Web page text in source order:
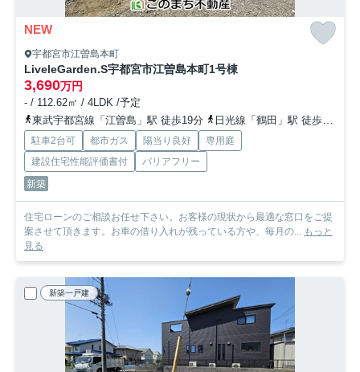
NEW
宇都宮市江曽島本町
LiveleGarden.S宇都宮市江曽島本町1号棟
3,690万円
- / 112.62㎡ / 4LDK /予定
東武宇都宮線「江曽島」駅 徒歩19分
日光線「鶴田」駅 徒歩32分
駐車2台可 都市ガス 陽当り良好
専用庭
建設住宅性能評価書付
バリアフリー
新築
住宅ローンのご相談お任せ下さい。お客様の現状から最適な窓口をご提
案させて頂きます。お車の借り入れが残っている方や、毎月の... もっと
見る
新築一戸建